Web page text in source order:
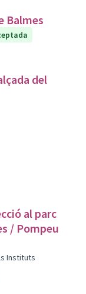
Balmes
del
al parc
/ Pompeu
Instituts